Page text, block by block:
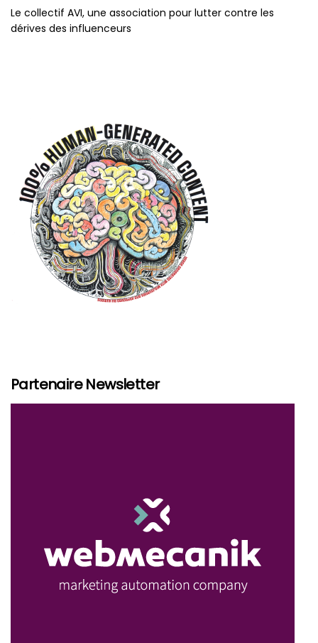
Le collectif AVI, une association pour lutter contre les
dérives des influenceurs
Partenaire Newsletter